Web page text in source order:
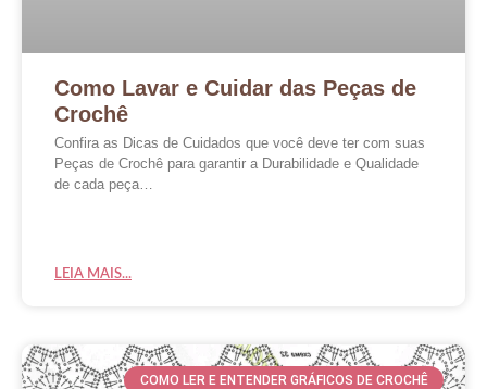
Como Lavar e Cuidar das Peças de
Crochê
Confira as Dicas de Cuidados que você deve ter com suas
Peças de Crochê para garantir a Durabilidade e Qualidade
de cada peça…
LEIA MAIS...
COMO LER E ENTENDER GRÁFICOS DE CROCHÊ